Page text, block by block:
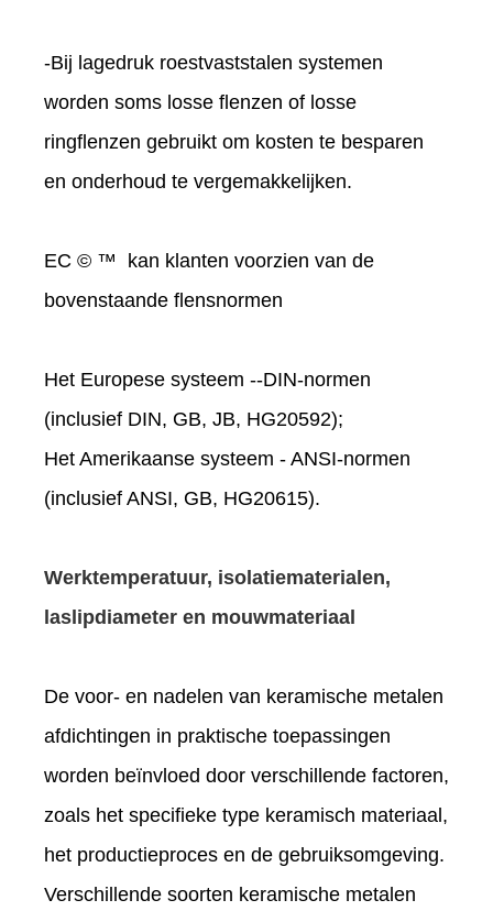
-Bij lagedruk roestvaststalen systemen
worden soms losse flenzen of losse
ringflenzen gebruikt om kosten te besparen
en onderhoud te vergemakkelijken.
EC © ™ kan klanten voorzien van de
bovenstaande flensnormen
Het Europese systeem --DIN-normen
(inclusief DIN, GB, JB, HG20592);
Het Amerikaanse systeem - ANSI-normen
(inclusief ANSI, GB, HG20615).
Werktemperatuur, isolatiematerialen,
laslipdiameter en mouwmateriaal
De voor- en nadelen van keramische metalen
afdichtingen in praktische toepassingen
worden beïnvloed door verschillende factoren,
zoals het specifieke type keramisch materiaal,
het productieproces en de gebruiksomgeving.
Verschillende soorten keramische metalen